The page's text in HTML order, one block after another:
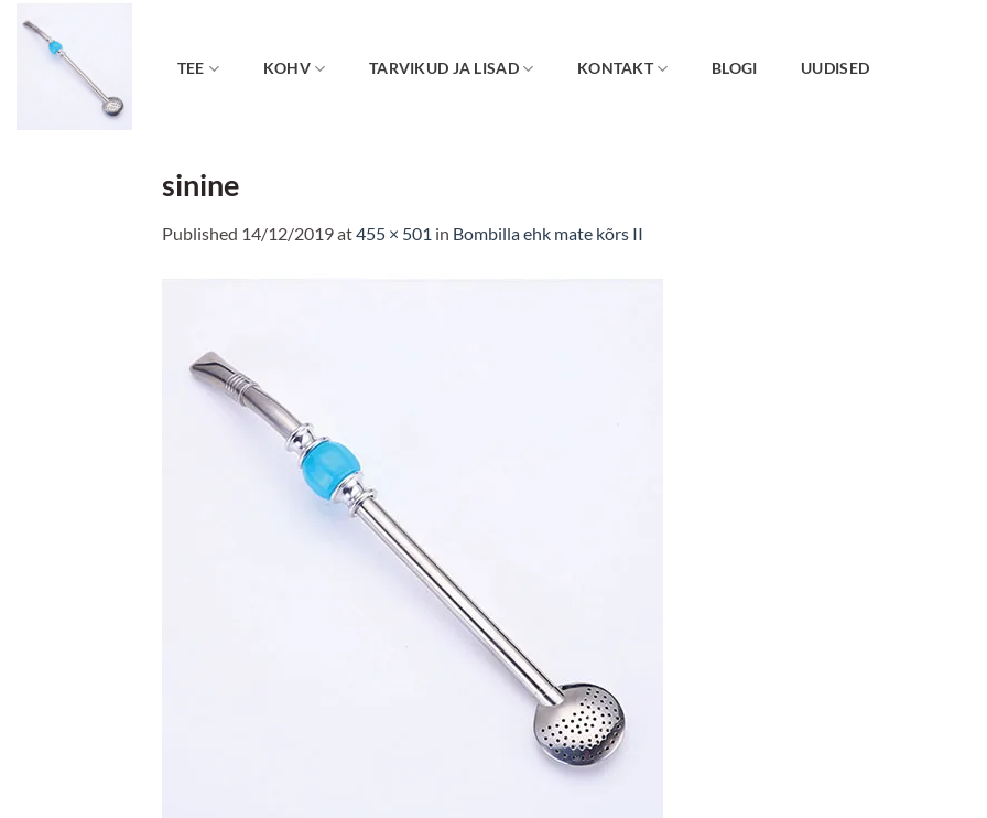
content
TEE KOHV TARVIKUD JA LISAD KONTAKT BLOGI UUDISED
sinine
Published 14/12/2019at455 × 501 in Bombilla ehk mate kõrs II